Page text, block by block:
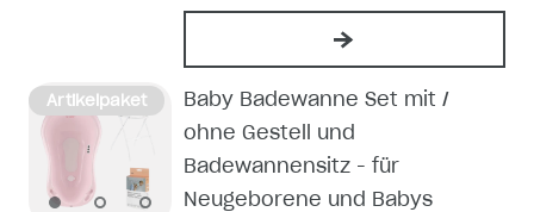
Artikelpaket
Baby Badewanne Set mit /
ohne Gestell und
Badewannensitz - für
Neugeborene und Babys